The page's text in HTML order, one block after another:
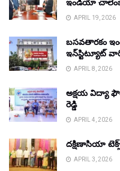
ఇండియా
APRIL 19, 2026
బసవతారకం
ఇన్‌స్టిట్యూట్
APRIL 8, 2026
అక్షయ విద్యా
రెడ్డి
APRIL 4, 2026
దక్షిణాసియా
APRIL 3, 2026